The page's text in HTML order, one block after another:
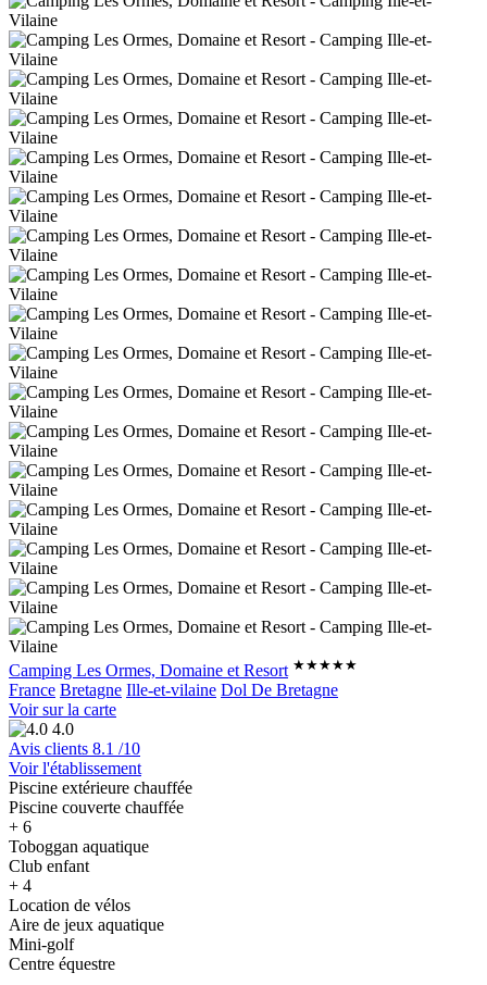
Camping Les Ormes, Domaine et Resort ★★★★★
France Bretagne Ille-et-vilaine Dol De Bretagne
Voir sur la carte
4.0
Avis clients 8.1 /10
Voir l'établissement
Piscine extérieure chauffée
Piscine couverte chauffée
+ 6
Toboggan aquatique
Club enfant
+ 4
Location de vélos
Aire de jeux aquatique
Mini-golf
Centre équestre